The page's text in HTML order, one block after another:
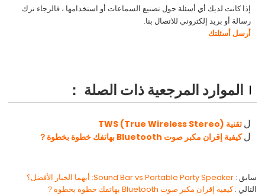
إذا كانت لديك أي أسئلة حول تصنيع السماعات أو استخدامها ، فالرجاء ترك
رسالة أو بريد إلكتروني للاتصال بنا.
أرسل أسئلتك
الموارد المرجعية ذات الصلة ：
ل تقنية TWS (True Wireless Stereo)
ل كيفية إقران مكبر صوت Bluetooth بهاتفك خطوة بخطوة？
سابق Sound Bar vs Portable Party Speaker: أيهما الخيار الأفضل؟
التالي كيفية إقران مكبر صوت Bluetooth بهاتفك خطوة بخطوة？